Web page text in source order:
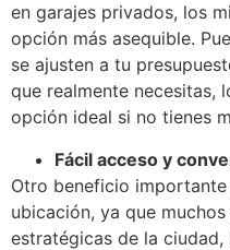
en garajes privados, los
opción más asequible.
se ajusten a tu
que realmente necesitas,
opción ideal si no tienes
Fácil acceso y
Otro beneficio
ubicación, ya que
estratégicas de la